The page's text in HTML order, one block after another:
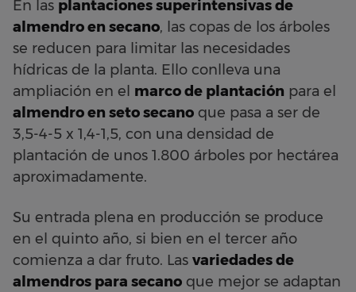
En las plantaciones superintensivas de
almendro en secano, las copas de los árboles
se reducen para limitar las necesidades
hídricas de la planta. Ello conlleva una
ampliación en el marco de plantación para el
almendro en seto secano que pasa a ser de
3,5-4-5 x 1,4-1,5, con una densidad de
plantación de unos 1.800 árboles por hectárea
aproximadamente.
Su entrada plena en producción se produce
en el quinto año, si bien en el tercer año
comienza a dar fruto. Las variedades de
almendros para secano que mejor se adaptan